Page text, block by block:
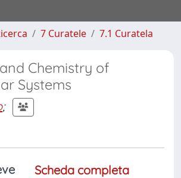
7 Curatele 7.1 Curatela
Chemistry of
Systems
;
Scheda completa